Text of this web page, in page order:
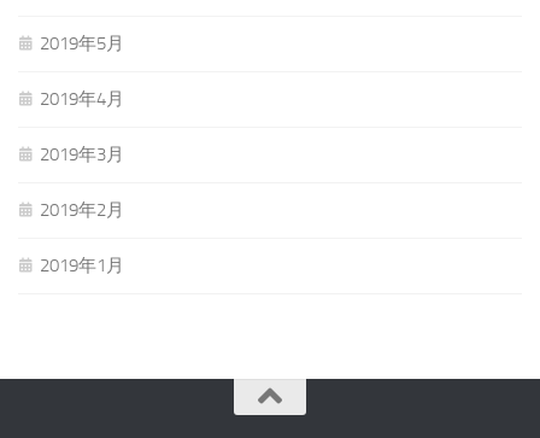
2019年5月
2019年4月
2019年3月
2019年2月
2019年1月